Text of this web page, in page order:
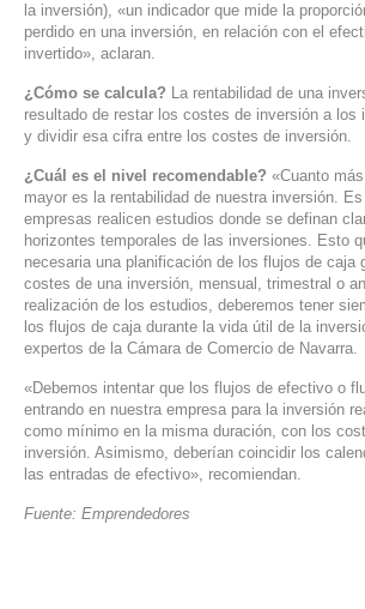
la inversión), «un indicador que mide la
perdido en una inversión, en relación con el
invertido», aclaran.
¿Cómo se calcula? La rentabilidad de una
resultado de restar los costes de inversión a los
y dividir esa cifra entre los costes de inversión.
¿Cuál es el nivel recomendable? «Cuanto
mayor es la rentabilidad de nuestra inversión.
empresas realicen estudios donde se definan
horizontes temporales de las inversiones. Esto
necesaria una planificación de los flujos de caja
costes de una inversión, mensual, trimestral o
realización de los estudios, deberemos tener
los flujos de caja durante la vida útil de la
expertos de la Cámara de Comercio de Navarra.
«Debemos intentar que los flujos de efectivo o
entrando en nuestra empresa para la inversión
como mínimo en la misma duración, con los
inversión. Asimismo, deberían coincidir los
las entradas de efectivo», recomiendan.
Fuente: Emprendedores